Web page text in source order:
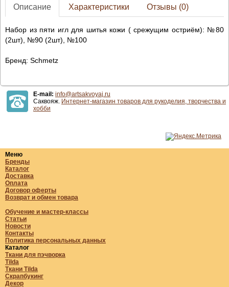
Описание Характеристики Отзывы (0)
Набор из пяти игл для шитья кожи ( срежущим остриём): №80
(2шт), №90 (2шт), №100
Бренд: Schmetz
E-mail: info@artsakvoyaj.ru
Саквояж. Интернет-магазин товаров для рукоделия, творчества и
хобби
Меню
Бренды
Каталог
Доставка
Оплата
Договор оферты
Возврат и обмен товара
Обучение и мастер-классы
Статьи
Новости
Контакты
Политика персональных данных
Каталог
Ткани для пэчворка
Tilda
Ткани Tilda
Скрапбукинг
Декор